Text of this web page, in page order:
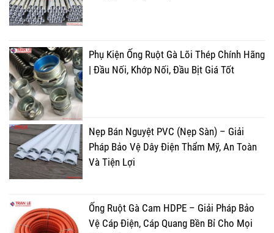
Phụ Kiện Ống Ruột Gà Lõi Thép Chính Hãng
| Đầu Nối, Khớp Nối, Đầu Bịt Giá Tốt
Nẹp Bán Nguyệt PVC (Nẹp Sàn) – Giải
Pháp Bảo Vệ Dây Điện Thẩm Mỹ, An Toàn
Và Tiện Lợi
Ống Ruột Gà Cam HDPE – Giải Pháp Bảo
Vệ Cáp Điện, Cáp Quang Bền Bỉ Cho Mọi